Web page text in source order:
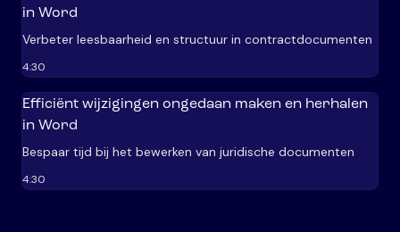
in Word
Verbeter leesbaarheid en structuur in contractdocumenten
4:30
Efficiënt wijzigingen ongedaan maken en herhalen
in Word
Bespaar tijd bij het bewerken van juridische documenten
4:30